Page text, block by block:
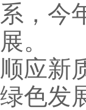
系，今
展。
顺应新
绿色发